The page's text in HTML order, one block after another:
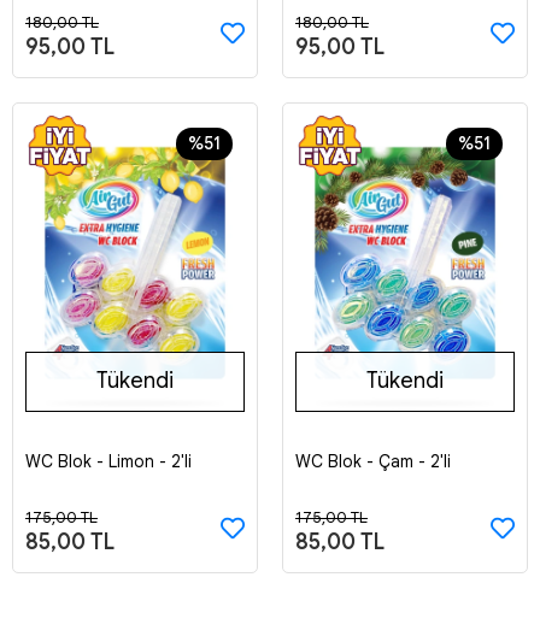
180,00 TL
95,00 TL
180,00 TL
95,00 TL
%51
Stokta Yok
Tükendi
WC Blok - Limon - 2'li
175,00 TL
85,00 TL
%51
Stokta Yok
Tükendi
WC Blok - Çam - 2'li
175,00 TL
85,00 TL